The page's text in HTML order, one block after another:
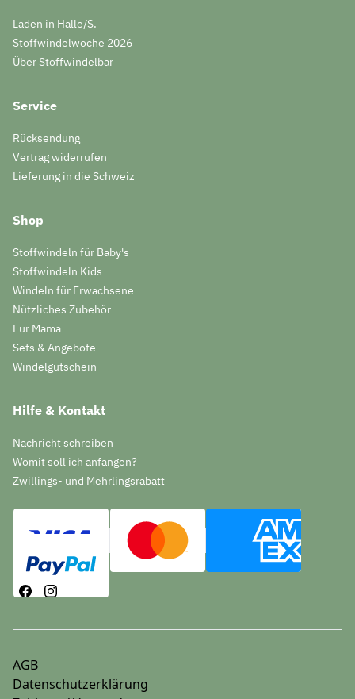
Laden in Halle/S.
Stoffwindelwoche 2026
Über Stoffwindelbar
Service
Rücksendung
Vertrag widerrufen
Lieferung in die Schweiz
Shop
Stoffwindeln für Baby's
Stoffwindeln Kids
Windeln für Erwachsene
Nützliches Zubehör
Für Mama
Sets & Angebote
Windelgutschein
Hilfe & Kontakt
Nachricht schreiben
Womit soll ich anfangen?
Zwillings- und Mehrlingsrabatt
AGB
Datenschutzerklärung